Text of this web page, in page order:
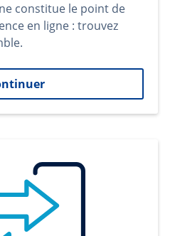
constitue le point de
en ligne : trouvez